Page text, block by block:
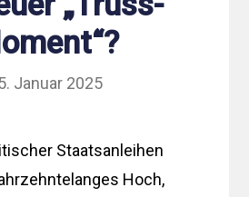
Januar 2025
Staatsanleihen
Hoch,